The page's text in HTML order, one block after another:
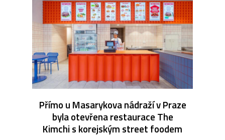
Přímo u Masarykova nádraží v Praze
byla otevřena restaurace The
Kimchi s korejským street foodem